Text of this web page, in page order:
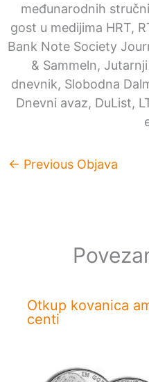
međunarodnih
gost u medijima HRT,
Bank Note Society
& Sammeln,
dnevnik, Slobodna
Dnevni avaz, DuList,
← Previous Objava
Otkup kovanica
centi